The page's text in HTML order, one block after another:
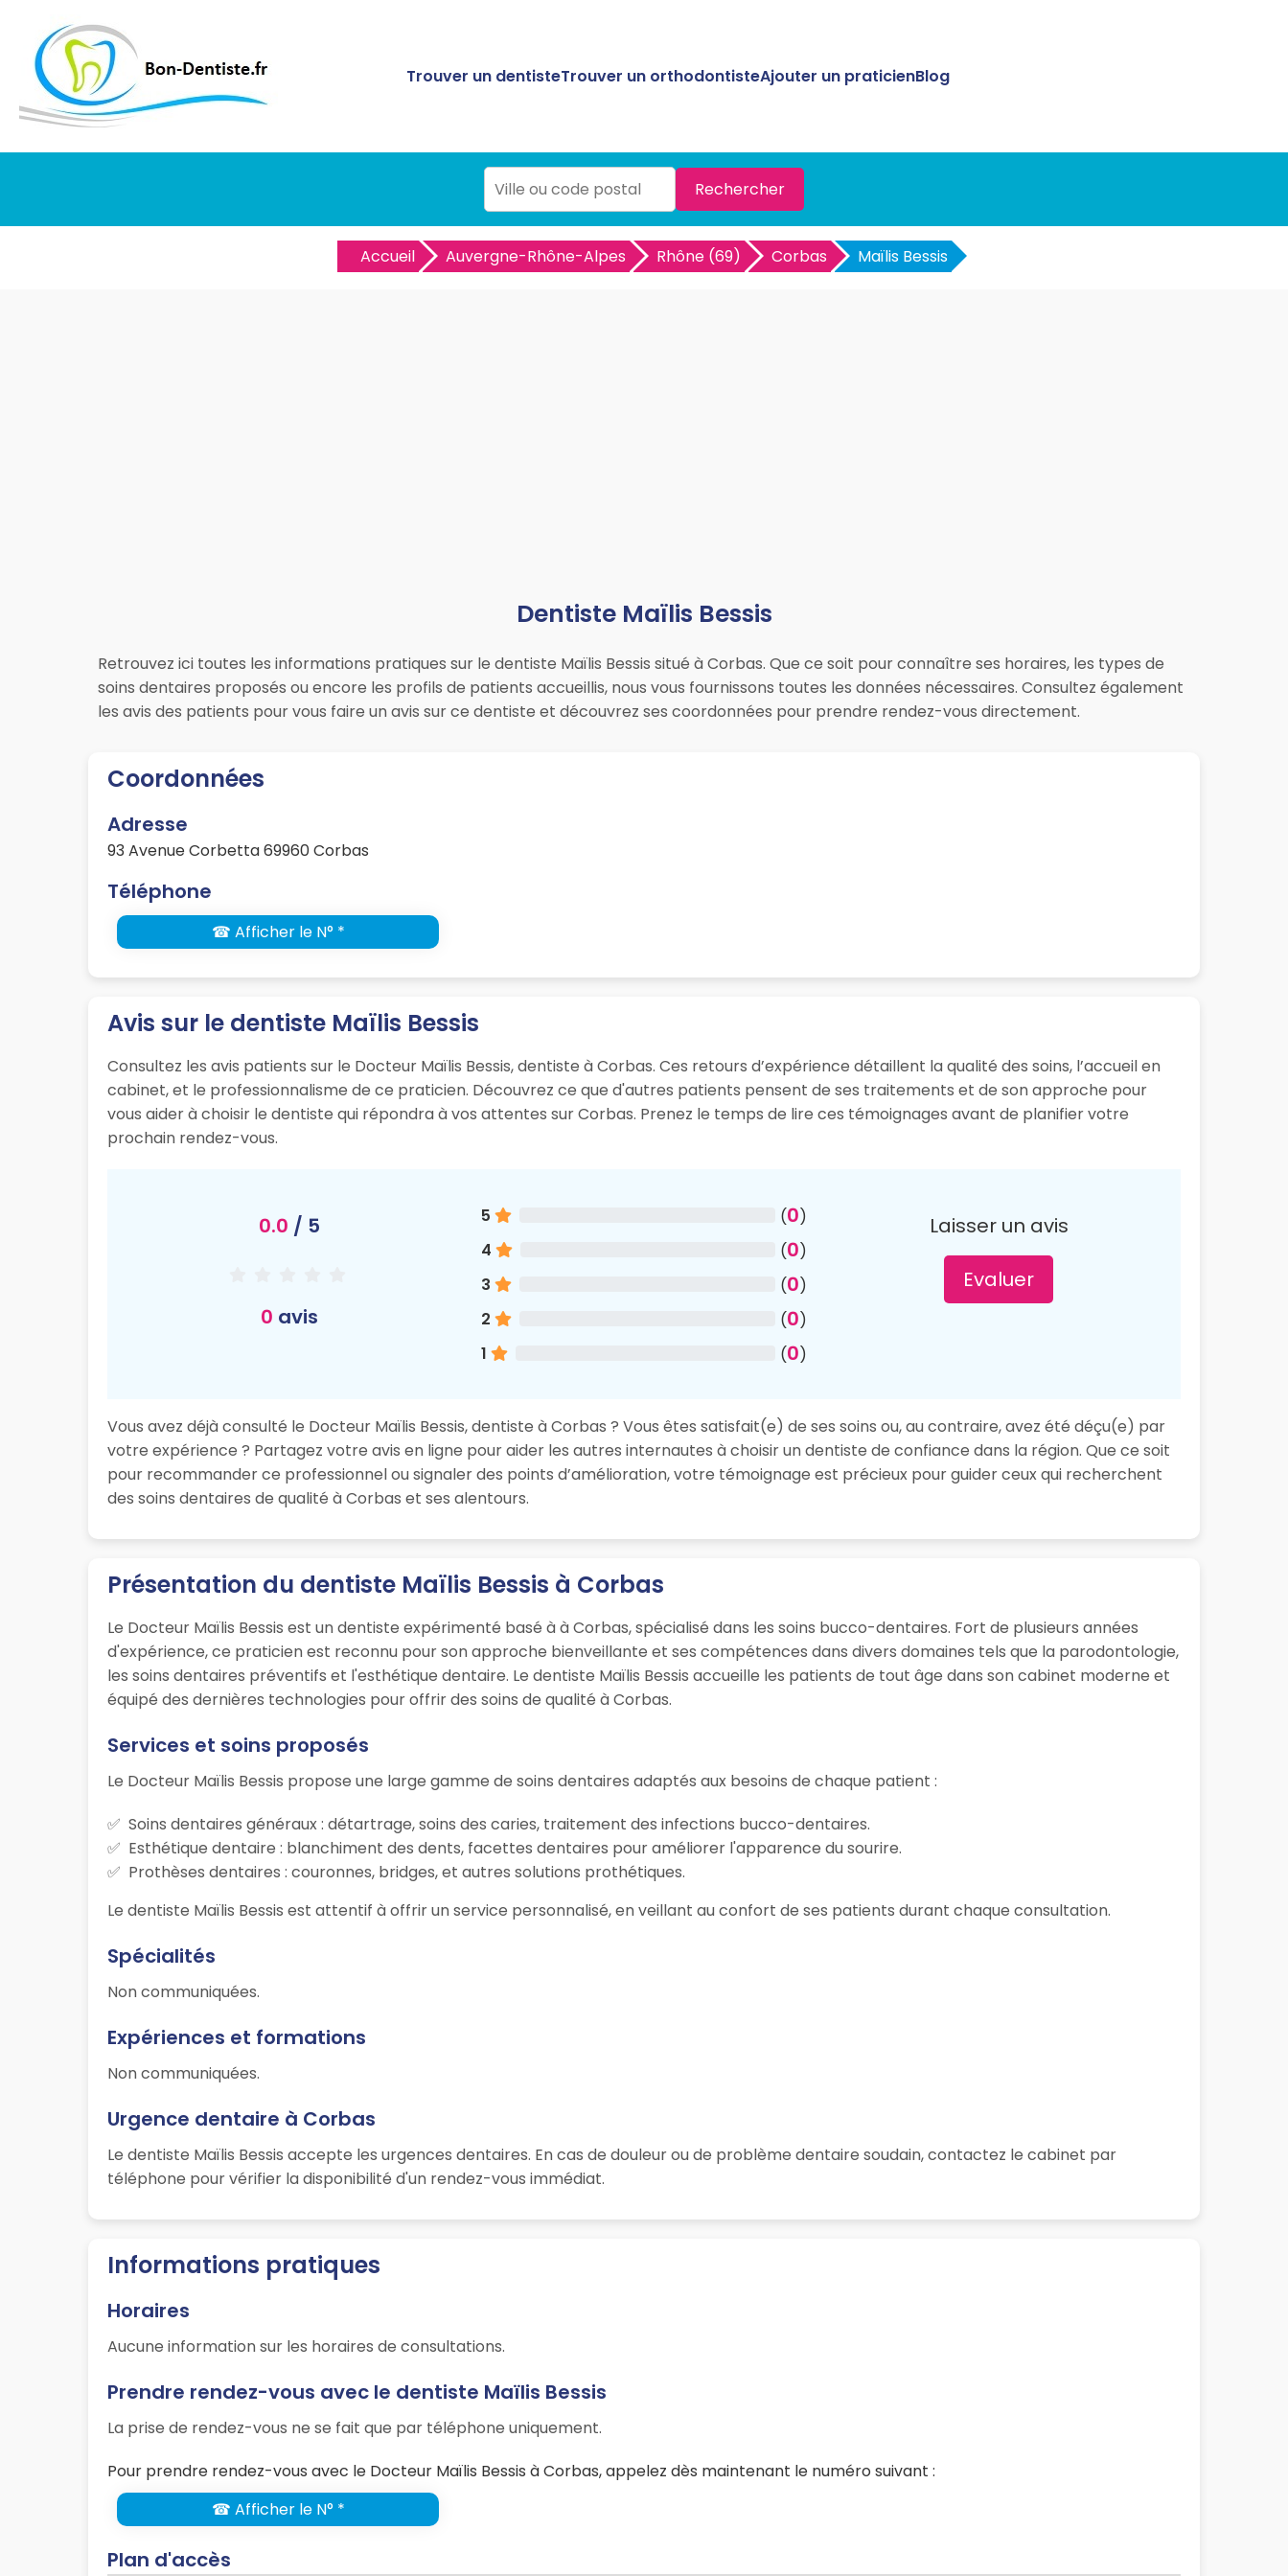
Trouver un dentisteTrouver un orthodontisteAjouter un praticienBlog
Rechercher
Accueil Auvergne-Rhône-Alpes Rhône (69) Corbas Maïlis Bessis
Dentiste Maïlis Bessis
Retrouvez ici toutes les informations pratiques sur le dentiste Maïlis Bessis situé à Corbas. Que ce soit pour connaître ses horaires, les types de
soins dentaires proposés ou encore les profils de patients accueillis, nous vous fournissons toutes les données nécessaires. Consultez également
les avis des patients pour vous faire un avis sur ce dentiste et découvrez ses coordonnées pour prendre rendez-vous directement.
Coordonnées
Adresse
93 Avenue Corbetta 69960 Corbas
Téléphone
☎ Afficher le N° *
Avis sur le dentiste Maïlis Bessis
Consultez les avis patients sur le Docteur Maïlis Bessis, dentiste à Corbas. Ces retours d’expérience détaillent la qualité des soins, l’accueil en
cabinet, et le professionnalisme de ce praticien. Découvrez ce que d'autres patients pensent de ses traitements et de son approche pour
vous aider à choisir le dentiste qui répondra à vos attentes sur Corbas. Prenez le temps de lire ces témoignages avant de planifier votre
prochain rendez-vous.
0.0 / 5
0 avis
5 (0)
4
(0)
3
(0)
2
(0)
1
(0)
Laisser un avis
Evaluer
Vous avez déjà consulté le Docteur Maïlis Bessis, dentiste à Corbas ? Vous êtes satisfait(e) de ses soins ou, au contraire, avez été déçu(e) par
votre expérience ? Partagez votre avis en ligne pour aider les autres internautes à choisir un dentiste de confiance dans la région. Que ce soit
pour recommander ce professionnel ou signaler des points d’amélioration, votre témoignage est précieux pour guider ceux qui recherchent
des soins dentaires de qualité à Corbas et ses alentours.
Présentation du dentiste Maïlis Bessis à Corbas
Le Docteur Maïlis Bessis est un dentiste expérimenté basé à à Corbas, spécialisé dans les soins bucco-dentaires. Fort de plusieurs années
d'expérience, ce praticien est reconnu pour son approche bienveillante et ses compétences dans divers domaines tels que la parodontologie,
les soins dentaires préventifs et l'esthétique dentaire. Le dentiste Maïlis Bessis accueille les patients de tout âge dans son cabinet moderne et
équipé des dernières technologies pour offrir des soins de qualité à Corbas.
Services et soins proposés
Le Docteur Maïlis Bessis propose une large gamme de soins dentaires adaptés aux besoins de chaque patient :
Soins dentaires généraux : détartrage, soins des caries, traitement des infections bucco-dentaires.
Esthétique dentaire : blanchiment des dents, facettes dentaires pour améliorer l'apparence du sourire.
Prothèses dentaires : couronnes, bridges, et autres solutions prothétiques.
Le dentiste Maïlis Bessis est attentif à offrir un service personnalisé, en veillant au confort de ses patients durant chaque consultation.
Spécialités
Non communiquées.
Expériences et formations
Non communiquées.
Urgence dentaire à Corbas
Le dentiste Maïlis Bessis accepte les urgences dentaires. En cas de douleur ou de problème dentaire soudain, contactez le cabinet par
téléphone pour vérifier la disponibilité d'un rendez-vous immédiat.
Informations pratiques
Horaires
Aucune information sur les horaires de consultations.
Prendre rendez-vous avec le dentiste Maïlis Bessis
La prise de rendez-vous ne se fait que par téléphone uniquement.
Pour prendre rendez-vous avec le Docteur Maïlis Bessis à Corbas, appelez dès maintenant le numéro suivant :
☎ Afficher le N° *
Plan d'accès